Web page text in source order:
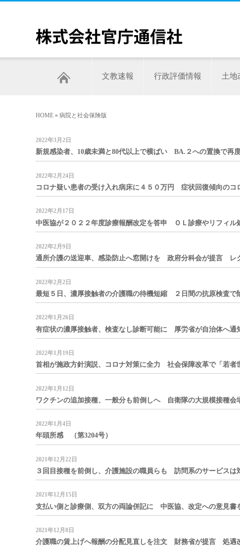
文教速報 行政評価情報 土地
HOME » 病院と社会保険版
2022年3月2日
新規感染者、10歳未満と80代以上で横ばい BA.２への置換で再
2022年2月24日
コロナ疑い患者の受け入れ病床に４５０万円 症状回復傾向のコ
2022年2月17日
中医協が２０２２年度診療報酬改定を答申 ＯＬ診療やリフィル
2022年2月9日
通所介護の送迎車、感染防止へ窓開けを 政府分科会が提言 レ
2022年2月2日
最短５日、濃厚接触者の介護職の待機短縮 ２日間の抗原検査で
2022年1月26日
有症状の濃厚接触者、検査なし診断可能に 厚労省が自治体へ通
2022年1月19日
首相が施政方針演説、コロナ対策に全力 社会保障改革で「若者
2022年1月12日
ワクチンの追加接種、一般分も前倒しへ 自衛隊の大規模接種会
2022年1月4日
年頭所感 （第3204号）
2021年12月22日
３回目接種を前倒し、介護施設の職員らも 訪問系のサービスは
2021年12月15日
支払い側と診療側、双方の両論併記に 中医協、改定への意見書
2021年12月8日
介護職の賃上げへ報酬の分配見直しを注文 財務省が提言 処遇